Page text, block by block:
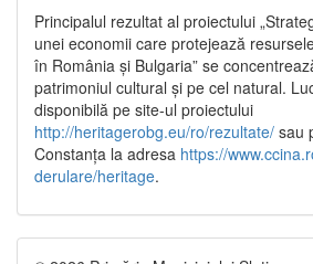
Principalul rezultat al proiectului
unei economii care protejează
în România și Bulgaria” se
patrimoniul cultural și pe cel natural.
disponibilă pe site-ul proiectului
http://heritagerobg.eu/ro/rezultate/ sau
Constanța la adresa https://
derulare/heritage.